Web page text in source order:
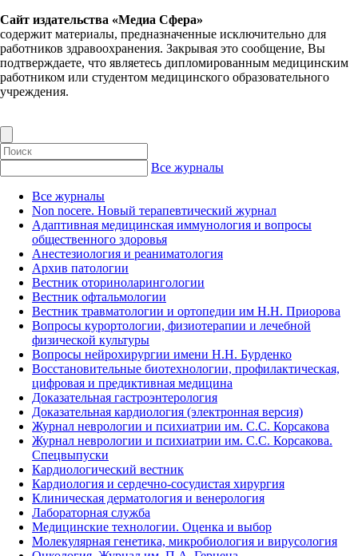
Сайт издательства «Медиа Сфера»
содержит материалы, предназначенные исключительно для
работников здравоохранения. Закрывая это сообщение, Вы
подтверждаете, что являетесь дипломированным медицинским
работником или студентом медицинского образовательного
учреждения.
Все журналы
Все журналы
Non nocere. Новый терапевтический журнал
Адаптивная медицинская иммунология и вопросы
общественного здоровья
Анестезиология и реаниматология
Архив патологии
Вестник оториноларингологии
Вестник офтальмологии
Вестник травматологии и ортопедии им Н.Н. Приорова
Вопросы курортологии, физиотерапии и лечебной
физической культуры
Вопросы нейрохирургии имени Н.Н. Бурденко
Восстановительные биотехнологии, профилактическая,
цифровая и предиктивная медицина
Доказательная гастроэнтерология
Доказательная кардиология (электронная версия)
Журнал неврологии и психиатрии им. С.С. Корсакова
Журнал неврологии и психиатрии им. С.С. Корсакова.
Спецвыпуски
Кардиологический вестник
Кардиология и сердечно-сосудистая хирургия
Клиническая дерматология и венерология
Лабораторная служба
Медицинские технологии. Оценка и выбор
Молекулярная генетика, микробиология и вирусология